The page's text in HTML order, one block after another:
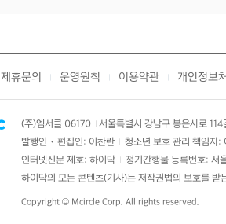
제휴문의 운영원칙 이용약관 개인정보
(주)엠서클 06170 서울특별시 강남구 봉은사로
발행인・편집인: 이찬란
청소년 보호 관리 책임자:
인터넷신문 제호: 하이닥
정기간행물 등록번호: 서
하이닥의 모든 콘텐츠(기사)는 저작권법의 보호를 받
Copyright © Mcircle Corp. All rights reserved.